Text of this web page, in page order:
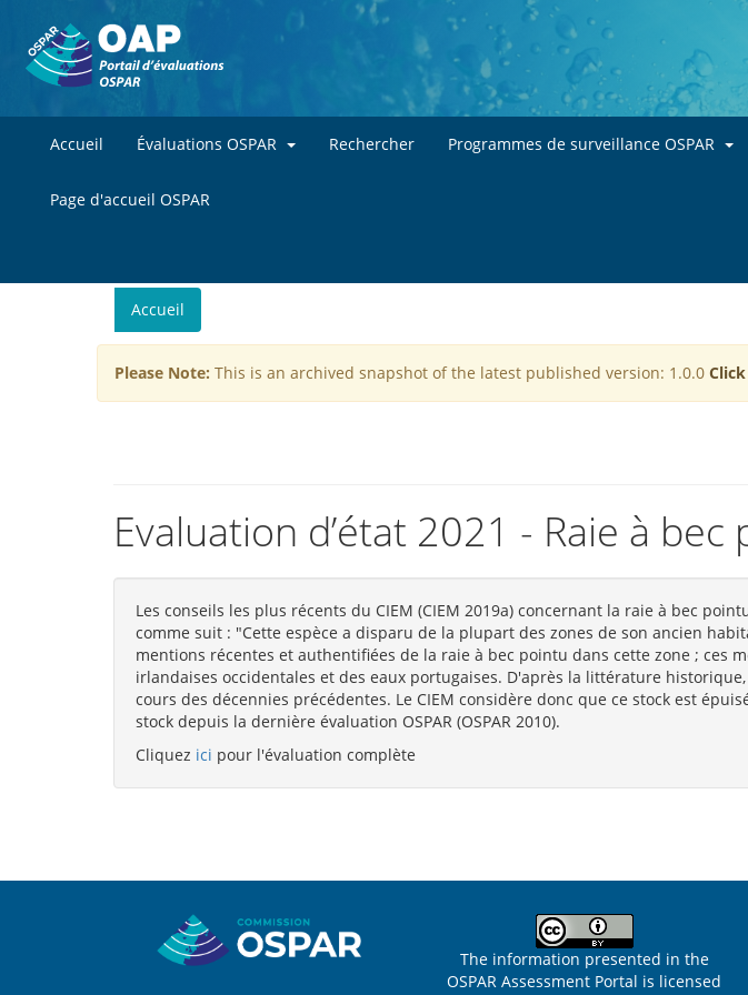
Skip to
Accueil Évaluations OSPAR Rechercher Programmes de surveillance OSPAR
Page d'accueil OSPAR
You
are
here
Accueil
Please Note: This is an archived snapshot of the latest published version: 1.0.0
Evaluation d’état 2021 - Raie à bec
Les conseils les plus récents du CIEM (CIEM 2019a) concernant la raie à bec
comme suit : "Cette espèce a disparu de la plupart des zones de son ancien
mentions récentes et authentifiées de la raie à bec pointu dans cette zone ; ces
irlandaises occidentales et des eaux portugaises. D'après la littérature
cours des décennies précédentes. Le CIEM considère donc que ce stock est
stock depuis la dernière évaluation OSPAR (OSPAR 2010).
Cliquez ici pour l'évaluation complète
The information presented in the
OSPAR Assessment Portal is licensed